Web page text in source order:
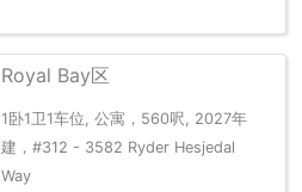
Royal Bay区
1卧1卫1车位, 公寓，560呎, 2027年
建，#312 - 3582 Ryder Hesjedal
Way